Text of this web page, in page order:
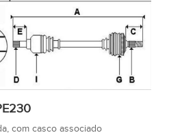
com casco associado